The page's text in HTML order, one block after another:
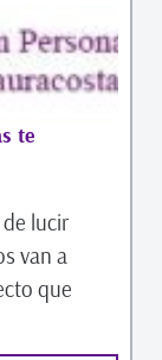
te
lucir
van a
que